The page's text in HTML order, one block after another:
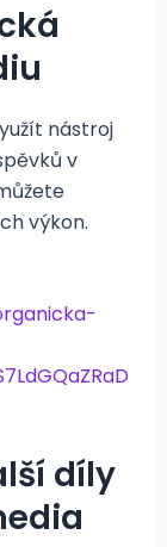
nástroj
v
výkon.
díly